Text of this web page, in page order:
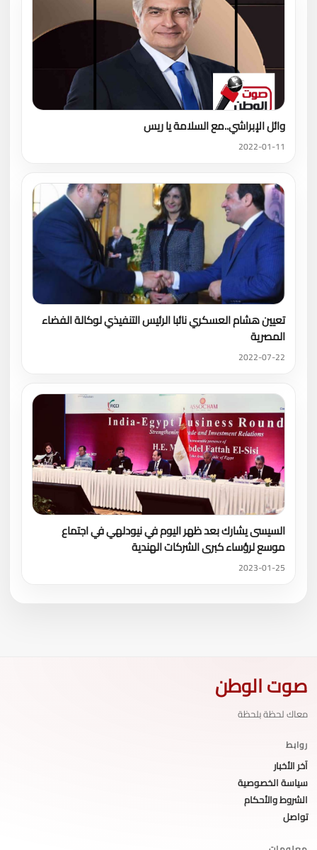
وائل الإبراشي..مع السلامة يا ريس
2022-01-11
تعيين هشام العسكري نائبا الرئيس التنفيذي لوكالة الفضاء
المصرية
2022-07-22
السيسى يشارك بعد ظهر اليوم في نيودلهي في اجتماع
موسع لرؤساء كبرى الشركات الهندية
2023-01-25
صوت الوطن
معاك لحظة بلحظة
روابط
آخر الأخبار
سياسة الخصوصية
الشروط والأحكام
تواصل